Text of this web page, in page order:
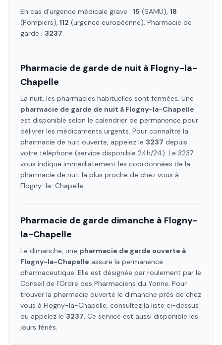
En cas d'urgence médicale grave : 15 (SAMU), 18
(Pompiers), 112 (urgence européenne). Pharmacie de
garde : 3237.
Pharmacie de garde de nuit à Flogny-la-
Chapelle
La nuit, les pharmacies habituelles sont fermées. Une
pharmacie de garde de nuit à Flogny-la-Chapelle
est disponible selon le calendrier de permanence pour
délivrer les médicaments urgents. Pour connaître la
pharmacie de nuit ouverte, appelez le 3237 depuis
votre téléphone (service disponible 24h/24). Le 3237
vous indique immédiatement les coordonnées de la
pharmacie de nuit la plus proche de chez vous à
Flogny-la-Chapelle.
Pharmacie de garde dimanche à Flogny-
la-Chapelle
Le dimanche, une pharmacie de garde ouverte à
Flogny-la-Chapelle assure la permanence
pharmaceutique. Elle est désignée par roulement par le
Conseil de l'Ordre des Pharmaciens du Yonne. Pour
trouver la pharmacie ouverte le dimanche près de chez
vous à Flogny-la-Chapelle, consultez la liste ci-dessus
ou appelez le 3237. Ce service est aussi disponible les
jours fériés.